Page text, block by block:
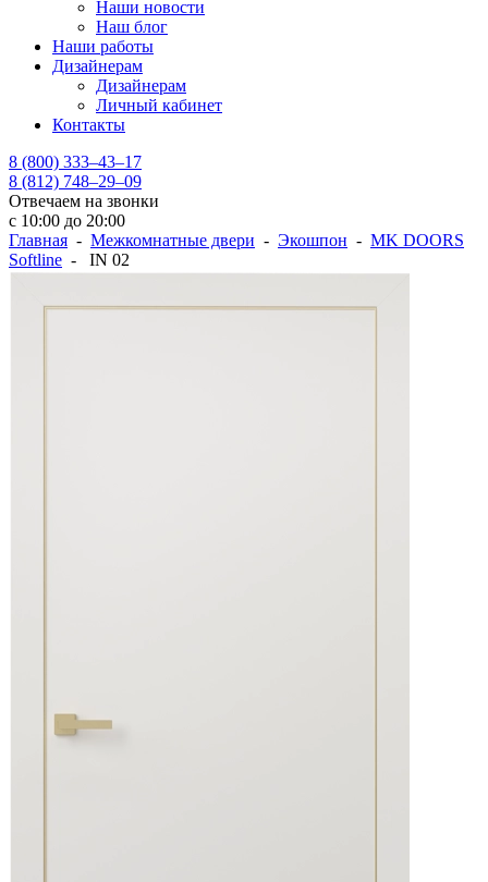
Наши новости
Наш блог
Наши работы
Дизайнерам
Дизайнерам
Личный кабинет
Контакты
8 (800) 333–43–17
8 (812) 748–29–09
Отвечаем на звонки
с 10:00 до 20:00
Главная - Межкомнатные двери - Экошпон - MK DOORS
Softline - IN 02